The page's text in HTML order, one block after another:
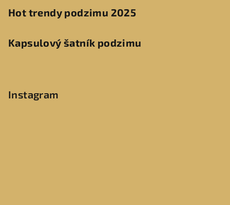
Hot trendy podzimu 2025
Kapsulový šatník podzimu
Instagram